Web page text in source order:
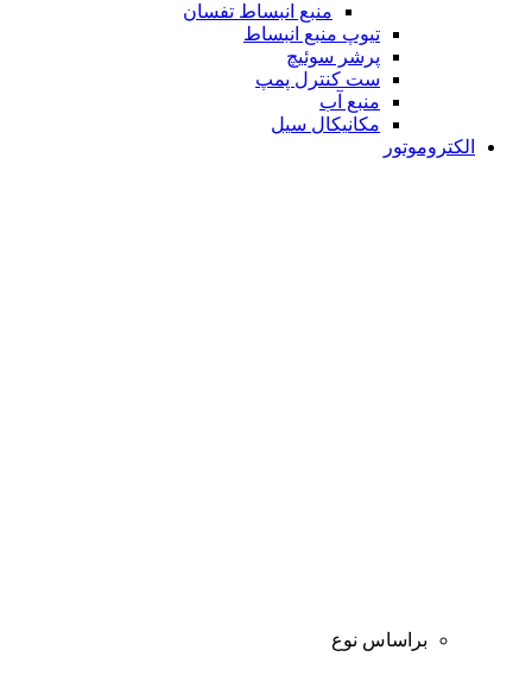
منبع انبساط تفسان
تیوپ منبع انبساط
پرشر سوئیچ
ست کنترل پمپ
منبع آب
مکانیکال سیل
الکتروموتور
براساس نوع